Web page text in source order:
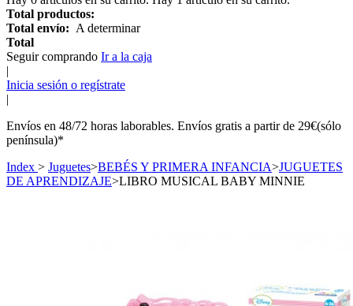
Total productos:
Total envío: A determinar
Total
Seguir comprando Ir a la caja
|
Inicia sesión o regístrate
|
Envíos en 48/72 horas laborables. Envíos gratis a partir de 29€(sólo
península)*
Index > Juguetes>BEBÉS Y PRIMERA INFANCIA>JUGUETES
DE APRENDIZAJE>LIBRO MUSICAL BABY MINNIE